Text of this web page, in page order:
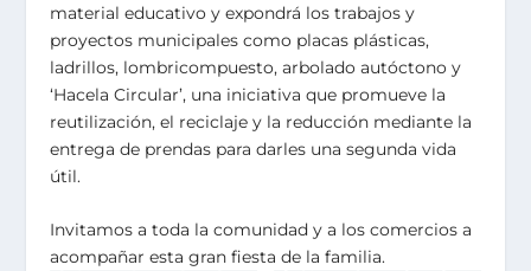
material educativo y expondrá los trabajos y
proyectos municipales como placas plásticas,
ladrillos, lombricompuesto, arbolado autóctono y
‘Hacela Circular’, una iniciativa que promueve la
reutilización, el reciclaje y la reducción mediante la
entrega de prendas para darles una segunda vida
útil.
Invitamos a toda la comunidad y a los comercios a
acompañar esta gran fiesta de la familia.